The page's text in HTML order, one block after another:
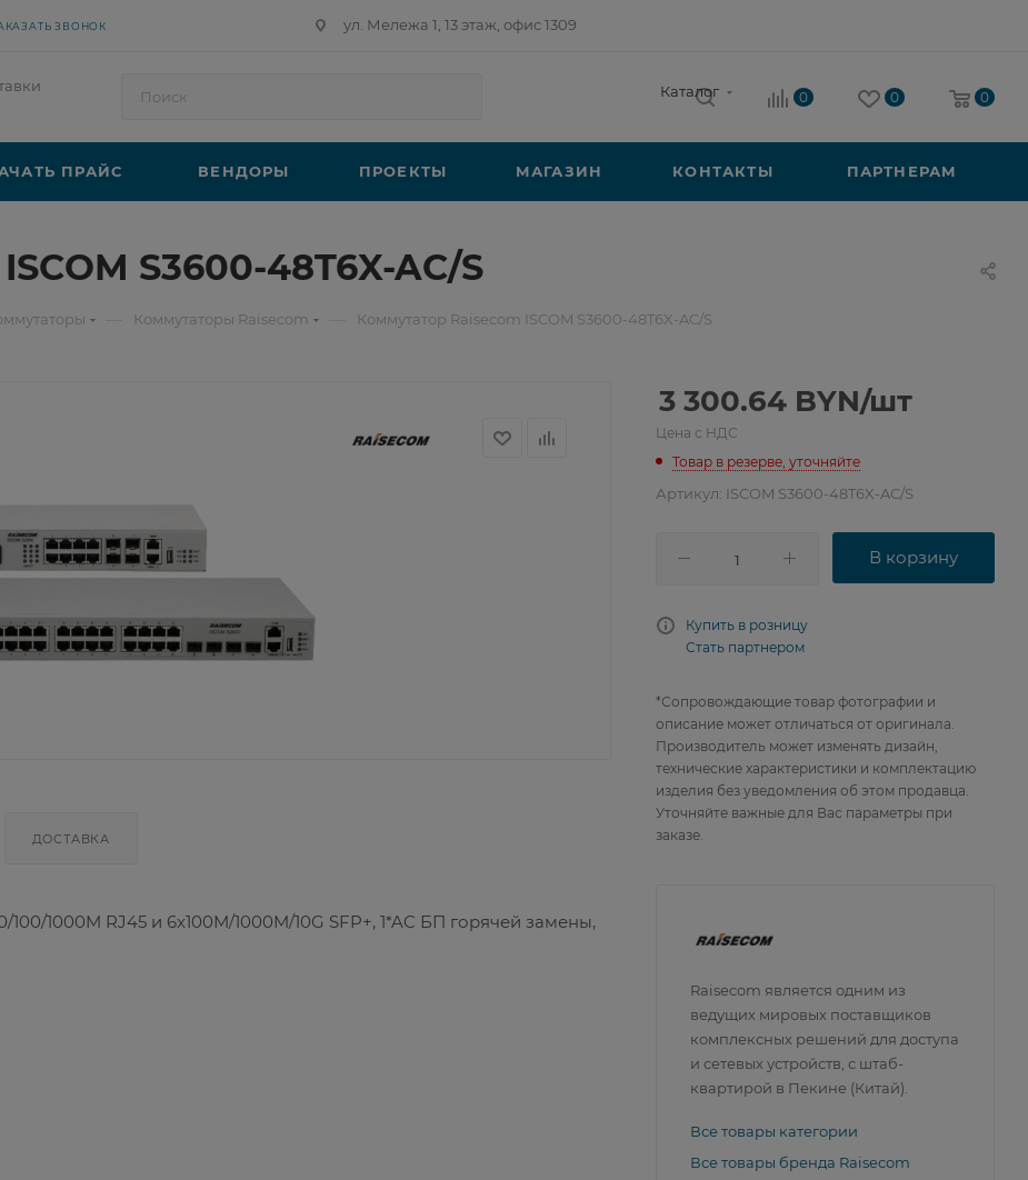
ЗВОНОК ул. Мележа 1, 13 этаж, офис 1309
Каталог 0 0 0
ПРАЙС ВЕНДОРЫ ПРОЕКТЫ МАГАЗИН КОНТАКТЫ ПАРТНЕРАМ
S3600-48T6X-AC/S
Коммутаторы Raisecom Коммутатор Raisecom ISCOM S3600-48T6X-AC/S
ДОСТАВКА
1000M RJ45 и 6x100M/1000M/10G SFP+, 1*AC БП горячей замены,
3 300.64 BYN/шт
Цена с НДС
Товар в резерве, уточняйте
Артикул: ISCOM S3600-48T6X-AC/S
В корзину
Купить в розницу
Стать партнером
*Сопровождающие товар фотографии и
описание может отличаться от оригинала.
Производитель может изменять дизайн,
технические характеристики и комплектацию
изделия без уведомления об этом продавца.
Уточняйте важные для Вас параметры при
заказе.
Raisecom является одним из
ведущих мировых поставщиков
комплексных решений для доступа
и сетевых устройств, с штаб-
квартирой в Пекине (Китай).
Все товары категории
Все товары бренда Raisecom